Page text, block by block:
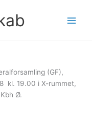
(GF),
kl. 19.00 i X-rummet,
Ø.